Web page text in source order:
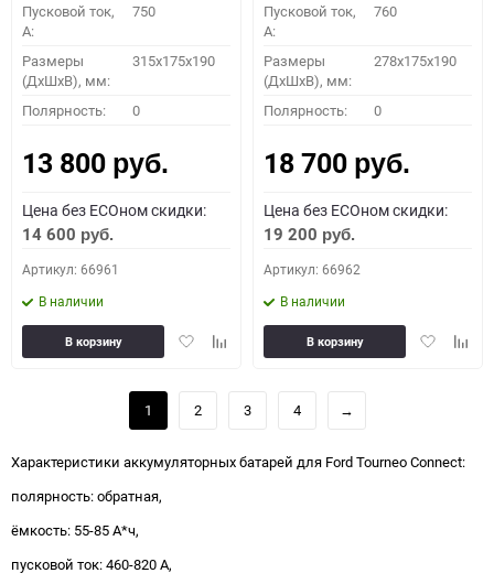
Пусковой ток,
A:
750
Размеры
(ДхШхВ), мм:
315x175x190
Полярность: 0
13 800 руб.
Цена без ECOном скидки:
14 600 руб.
Артикул: 66961
В наличии
ДобавитьДобавить
В корзину
Пусковой ток,
A:
760
Размеры
(ДхШхВ), мм:
278x175x190
Полярность: 0
18 700 руб.
Цена без ECOном скидки:
19 200 руб.
Артикул: 66962
В наличии
Добавить
В корзину
1 2 3 4 →
Характеристики аккумуляторных батарей для Ford Tourneo Connect:
полярность: обратная,
ёмкость: 55-85 А*ч,
пусковой ток: 460-820 А,